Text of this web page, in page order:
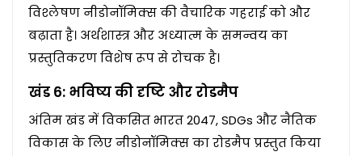
विश्लेषण नीडोनॉमिक्स की वैचारिक गहराई को और
बढ़ाता है। अर्थशास्त्र और अध्यात्म के समन्वय का
प्रस्तुतिकरण विशेष रूप से रोचक है।
खंड 6: भविष्य की दृष्टि और रोडमैप
अंतिम खंड में विकसित भारत 2047, SDGs और नैतिक
विकास के लिए नीडोनॉमिक्स का रोडमैप प्रस्तुत किया